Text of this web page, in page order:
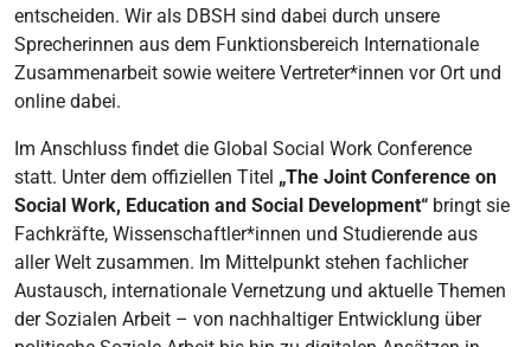
entscheiden. Wir als DBSH sind dabei durch unsere
Sprecherinnen aus dem Funktionsbereich Internationale
Zusammenarbeit sowie weitere Vertreter*innen vor Ort und
online dabei.
Im Anschluss findet die Global Social Work Conference
statt. Unter dem offiziellen Titel „The Joint Conference on
Social Work, Education and Social Development“ bringt sie
Fachkräfte, Wissenschaftler*innen und Studierende aus
aller Welt zusammen. Im Mittelpunkt stehen fachlicher
Austausch, internationale Vernetzung und aktuelle Themen
der Sozialen Arbeit – von nachhaltiger Entwicklung über